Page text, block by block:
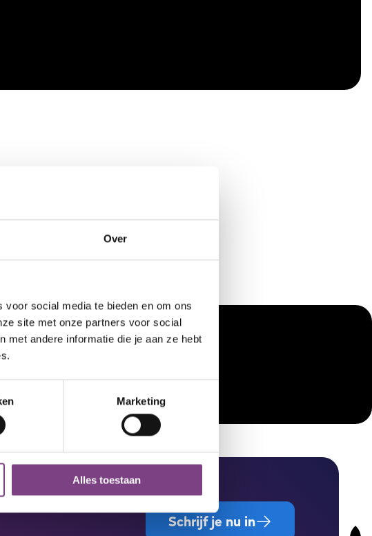
Over
social media te bieden en om ons
site met onze partners voor social
met andere informatie die je aan ze hebt
Marketing
Alles toestaan
60 min
Calisthenics
Schrijf je nu in